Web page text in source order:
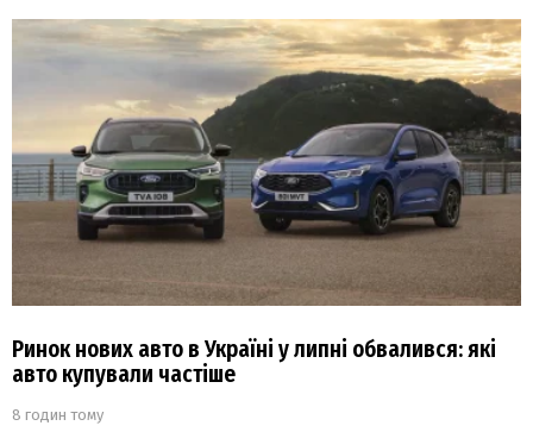
Ринок нових авто в Україні у липні обвалився: які
авто купували частіше
8 годин тому